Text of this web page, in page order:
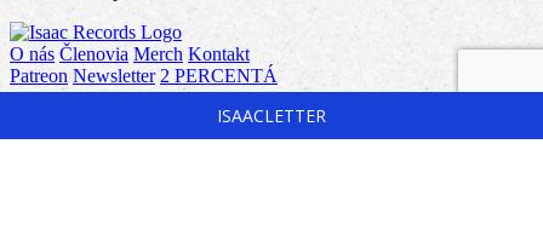
O nás Členovia Merch Kontakt
Patreon Newsletter 2 PERCENTÁ
Tovarné 84, 09401
ISAACLETTER